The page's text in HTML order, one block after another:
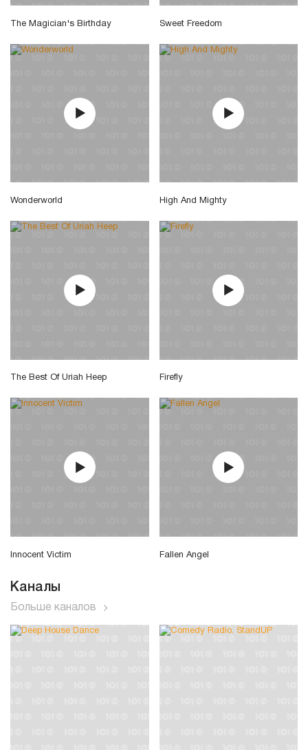
The Magician's Birthday Sweet Freedom
Wonderworld High And Mighty
The Best Of Uriah Heep Firefly
Innocent Victim Fallen Angel
Каналы
Больше каналов